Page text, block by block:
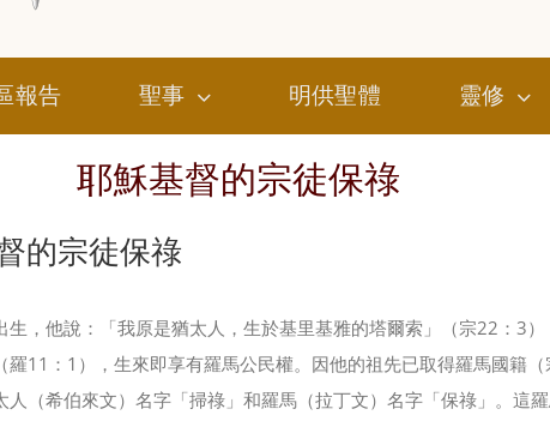
報告 聖事 明供聖體 靈修
耶穌基督的宗徒保祿
的宗徒保祿
生，他說：「我原是猶太人，生於基里基雅的塔爾索」（宗22：3
羅11：1），生來即享有羅馬公民權。因他的祖先已取得羅馬國籍
人（希伯來文）名字「掃祿」和羅馬（拉丁文）名字「保祿」。這